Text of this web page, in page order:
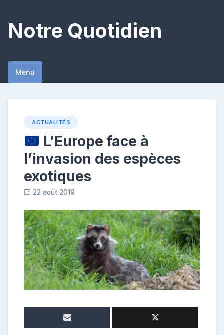
content
Notre Quotidien
Menu
ACTUALITÉS
L’Europe face à
l’invasion des espèces
exotiques
22 août 2019
e
p
o
s
t
e
u
r